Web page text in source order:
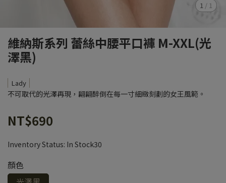
1 / 1
維納斯系列 蕾絲中腰平口褲 M-XXL(光
澤黑)
Lady
不可取代的光澤再現，翩翩醉倒在每一寸細緻刻劃的女王風範。
NT$690
Inventory Status: In Stock30
顏色